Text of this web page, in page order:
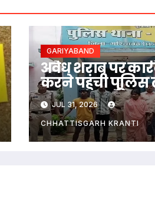
GARIYABAND
अवैध शराब पर
करने पहुंची पुलिस
पर हमला, महिला
नाबालिग समेत 6
गिरफ्तार
JUL 31, 2026
CHHATTISGARH KRANTI